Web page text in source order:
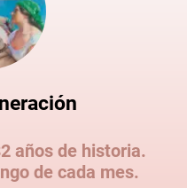
años de historia.
de cada mes.